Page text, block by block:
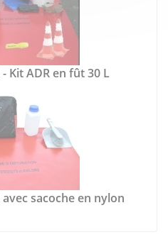
Kit ADR en fût 30 L
avec sacoche en nylon